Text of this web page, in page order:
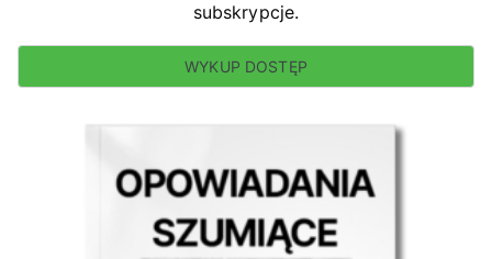
subskrypcje.
WYKUP DOSTĘP